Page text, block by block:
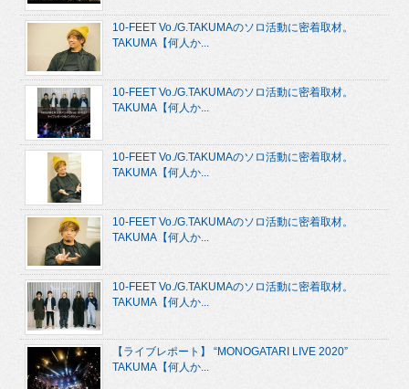
10-FEET Vo./G.TAKUMAのソロ活動に密着取材。
TAKUMA【何人か...
10-FEET Vo./G.TAKUMAのソロ活動に密着取材。
TAKUMA【何人か...
10-FEET Vo./G.TAKUMAのソロ活動に密着取材。
TAKUMA【何人か...
10-FEET Vo./G.TAKUMAのソロ活動に密着取材。
TAKUMA【何人か...
10-FEET Vo./G.TAKUMAのソロ活動に密着取材。
TAKUMA【何人か...
【ライブレポート】 “MONOGATARI LIVE 2020”
TAKUMA【何人か...